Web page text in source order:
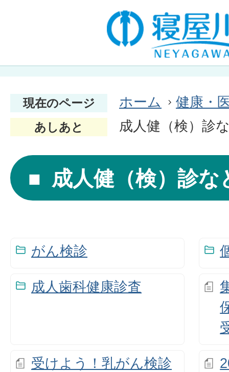
現在のページ ホーム 健康・
あしあと 成人健（検）診
成人健（検）診な
がん検診
成人歯科健康診査
受けよう！乳がん検診